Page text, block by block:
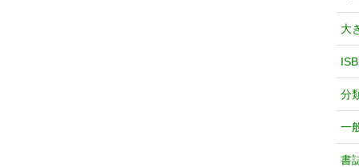
大
分
一
書